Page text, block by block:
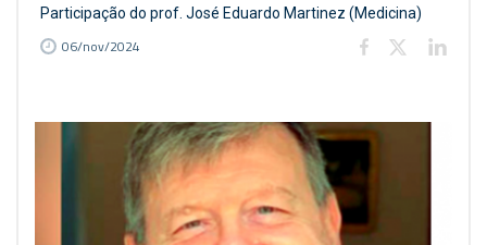
Participação do prof. José Eduardo Martinez (Medicina)
06/nov/2024